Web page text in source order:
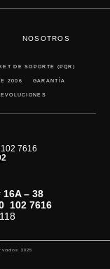
NOSOTROS
DE SOPORTE (PQR)
2006 GARANTÍA
7616
16A – 38
102 7616
2025